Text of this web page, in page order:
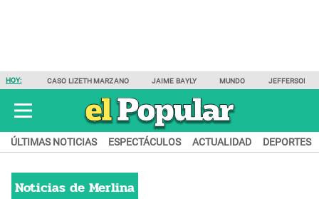
HOY: CASO LIZETH MARZANO JAIME BAYLY MUNDO JEFFERSON
ÚLTIMAS NOTICIAS ESPECTÁCULOS ACTUALIDAD DEPORTES
Noticias de Merlina